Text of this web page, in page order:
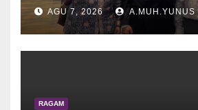
AGU 7, 2026 A.MUH.YUNUS
RAGAM